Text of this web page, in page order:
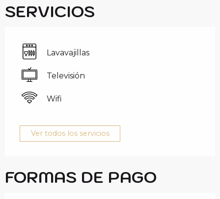
SERVICIOS
Lavavajillas
Televisión
Wifi
Ver todos los servicios
FORMAS DE PAGO